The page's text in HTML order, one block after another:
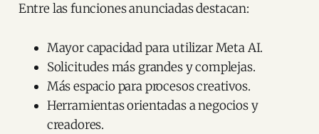
Entre las funciones anunciadas destacan:
Mayor capacidad para utilizar Meta AI.
Solicitudes más grandes y complejas.
Más espacio para procesos creativos.
Herramientas orientadas a negocios y
creadores.